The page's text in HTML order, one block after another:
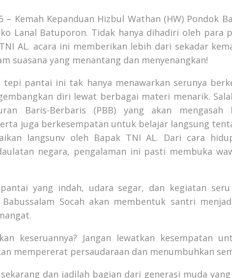
– Kemah Kepanduan Hizbul Wathan (HW) Pondok
Lanal Batuporon. Tidak hanya dihadiri oleh para
AL. acara ini memberikan lebih dari sekadar
suasana yang menantang dan menyenangkan!
tepi pantai ini tak hanya menawarkan serunya
diri lewat berbagai materi menarik.
Baris-Berbaris (PBB) yang akan mengasah
juga berkesempatan untuk belajar langsung
langsunv oleh Bapak TNI AL. Dari cara
negara, pengalaman ini pasti membuka
yang indah, udara segar, dan kegiatan
Babussalam Socah akan membentuk santri
keseruannya? Jangan lewatkan kesempatan
mempererat persaudaraan dan menumbuhkan
dan jadilah bagian dari generasi muda